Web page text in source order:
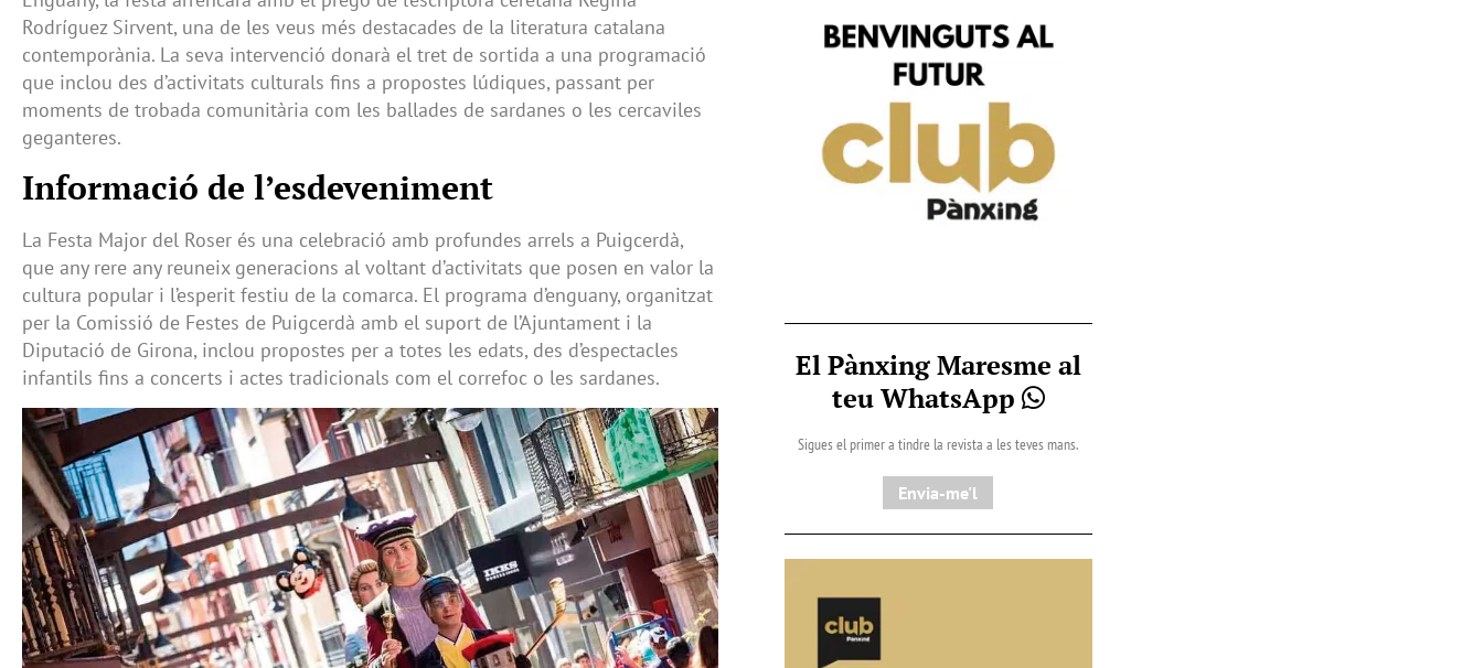
Rodríguez Sirvent, una de les veus més destacades de la literatura catalana
contemporània. La seva intervenció donarà el tret de sortida a una programació
que inclou des d’activitats culturals fins a propostes lúdiques, passant per
moments de trobada comunitària com les ballades de sardanes o les cercaviles
geganteres.
Informació de l’esdeveniment
La Festa Major del Roser és una celebració amb profundes arrels a Puigcerdà,
que any rere any reuneix generacions al voltant d’activitats que posen en valor la
cultura popular i l’esperit festiu de la comarca. El programa d’enguany, organitzat
per la Comissió de Festes de Puigcerdà amb el suport de l’Ajuntament i la
Diputació de Girona, inclou propostes per a totes les edats, des d’espectacles
infantils fins a concerts i actes tradicionals com el correfoc o les sardanes.
El Pànxing Maresme al
teu WhatsApp
Sigues el primer a tindre la revista a les teves mans.
Envia-me'l